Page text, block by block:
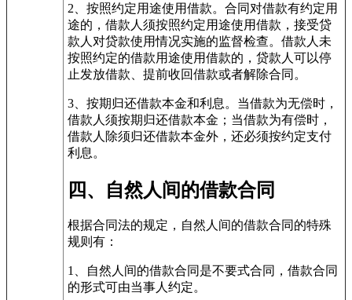
2、按照约定用途使用借款。合同对借款有约定用
途的，借款人须按照约定用途使用借款，接受贷
款人对贷款使用情况实施的监督检查。借款人未
按照约定的借款用途使用借款的，贷款人可以停
止发放借款、提前收回借款或者解除合同。
3、按期归还借款本金和利息。当借款为无偿时，
借款人须按期归还借款本金；当借款为有偿时，
借款人除须归还借款本金外，还必须按约定支付
利息。
四、自然人间的借款合同
根据合同法的规定，自然人间的借款合同的特殊
规则有：
1、自然人间的借款合同是不要式合同，借款合同
的形式可由当事人约定。